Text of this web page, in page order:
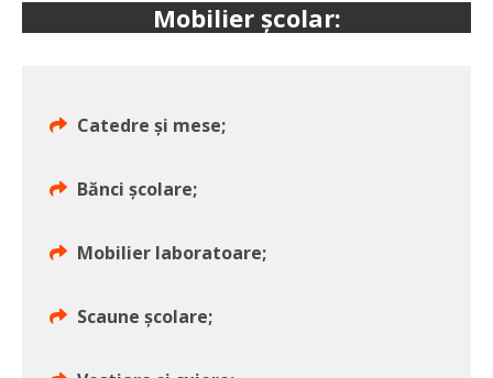
Mobilier școlar:
Catedre şi mese;
Bănci școlare;
Mobilier laboratoare;
Scaune școlare;